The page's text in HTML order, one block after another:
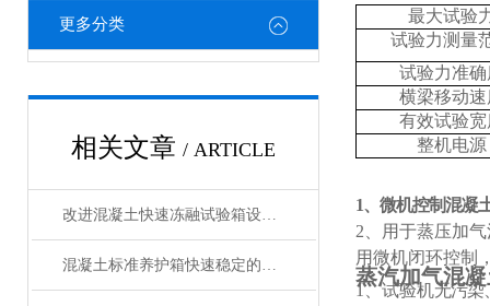
更多分类
相关文章 / ARTICLE
改进混凝土快速冻融试验箱设计以增强其性能的方法
混凝土标准养护箱快速稳定的温湿度调节，确保标准化养护
最大试验
试验力测量
试验力准确
横梁移动速
有效试验宽
整机电源
1、 微机控制混凝
2、
用于蒸压加
用微机闭环控制
蒸汽加气混
1、试验机无污染